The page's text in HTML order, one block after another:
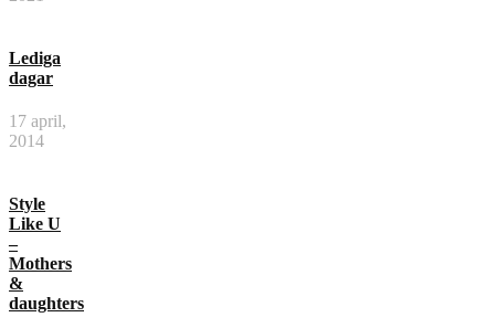
Lediga
dagar
17 april,
2014
Style
Like U
–
Mothers
&
daughters